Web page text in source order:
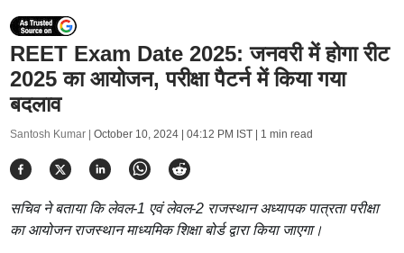
REET Exam Date 2025: जनवरी में होगा रीट
2025 का आयोजन, परीक्षा पैटर्न में किया गया
बदलाव
Santosh Kumar | October 10, 2024 | 04:12 PM IST| 1 min read
सचिव ने बताया कि लेवल-1 एवं लेवल-2 राजस्थान अध्यापक पात्रता परीक्षा
का आयोजन राजस्थान माध्यमिक शिक्षा बोर्ड द्वारा किया जाएगा।